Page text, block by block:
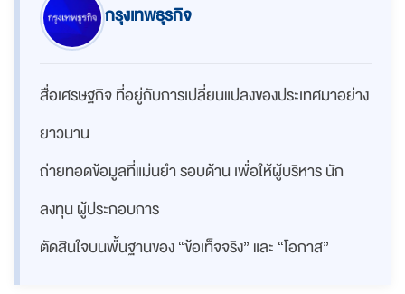
กรุงเทพธุรกิจ
สื่อเศรษฐกิจ ที่อยู่กับการเปลี่ยนแปลงของประเทศมาอย่าง
ยาวนาน
ถ่ายทอดข้อมูลที่แม่นยำ รอบด้าน เพื่อให้ผู้บริหาร นัก
ลงทุน ผู้ประกอบการ
ตัดสินใจบนพื้นฐานของ “ข้อเท็จจริง” และ “โอกาส”